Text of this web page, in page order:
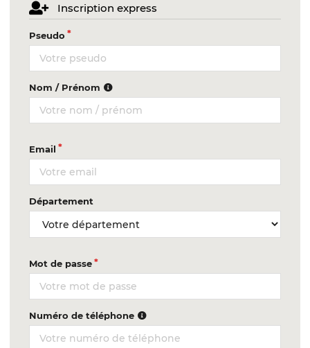
Inscription express
Pseudo
Nom / Prénom
Email
Département
Mot de passe
Numéro de téléphone